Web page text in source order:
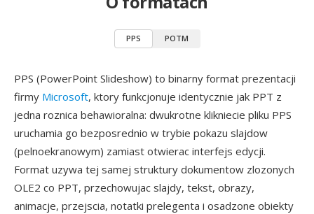
PPS POTM
PPS (PowerPoint Slideshow) to binarny format prezentacji
firmy Microsoft, ktory funkcjonuje identycznie jak PPT z
jedna roznica behawioralna: dwukrotne klikniecie pliku PPS
uruchamia go bezposrednio w trybie pokazu slajdow
(pelnoekranowym) zamiast otwierac interfejs edycji.
Format uzywa tej samej struktury dokumentow zlozonych
OLE2 co PPT, przechowujac slajdy, tekst, obrazy,
animacje, przejscia, notatki prelegenta i osadzone obiekty